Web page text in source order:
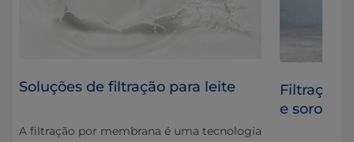
​​​​​​​​​​​​​​​​​​​​​​​​​​​​Soluções de filtração para leite
A filtração por membrana é uma tecnologia
Filtração
e soro de